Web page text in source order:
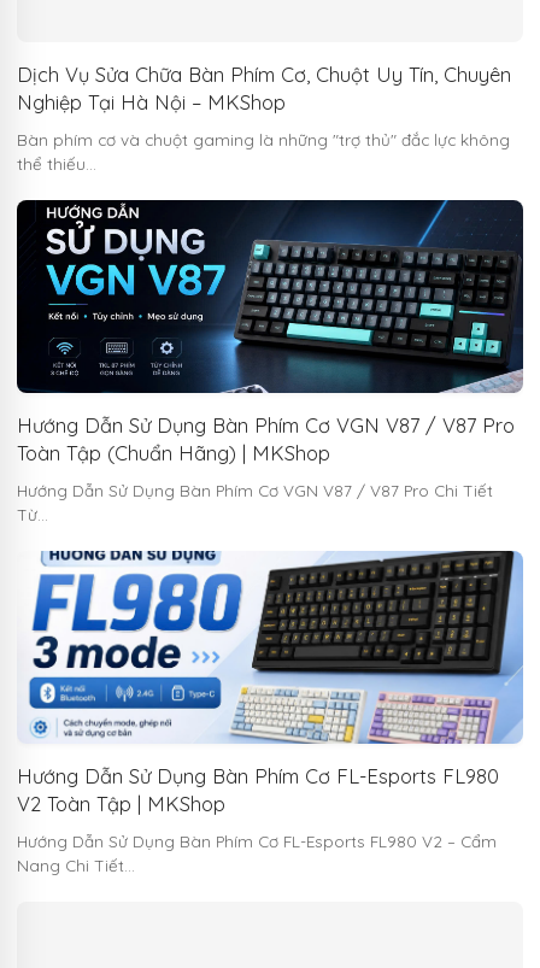
Dịch Vụ Sửa Chữa Bàn Phím Cơ, Chuột Uy Tín, Chuyên
Nghiệp Tại Hà Nội – MKShop
Bàn phím cơ và chuột gaming là những "trợ thủ" đắc lực không
thể thiếu…
Hướng Dẫn Sử Dụng Bàn Phím Cơ VGN V87 / V87 Pro
Toàn Tập (Chuẩn Hãng) | MKShop
Hướng Dẫn Sử Dụng Bàn Phím Cơ VGN V87 / V87 Pro Chi Tiết
Từ…
Hướng Dẫn Sử Dụng Bàn Phím Cơ FL-Esports FL980
V2 Toàn Tập | MKShop
Hướng Dẫn Sử Dụng Bàn Phím Cơ FL-Esports FL980 V2 – Cẩm
Nang Chi Tiết…